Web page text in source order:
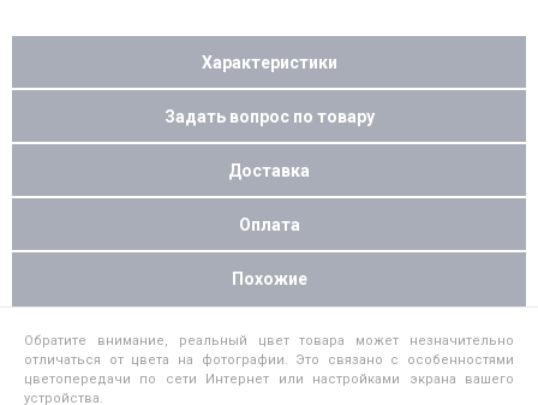
Характеристики
Задать вопрос по товару
Доставка
Оплата
Похожие
Обратите внимание, реальный цвет товара может незначительно
отличаться от цвета на фотографии. Это связано с особенностями
цветопередачи по сети Интернет или настройками экрана вашего
устройства.